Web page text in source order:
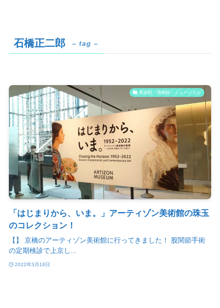
石橋正二郎 – tag –
美術館・博物館・ミュージカル
「はじまりから、いま。」アーティゾン美術館の珠玉
のコレクション！
【】 京橋のアーティゾン美術館に行ってきました！ 股関節手術
の定期検診で上京し...
2022年3月18日